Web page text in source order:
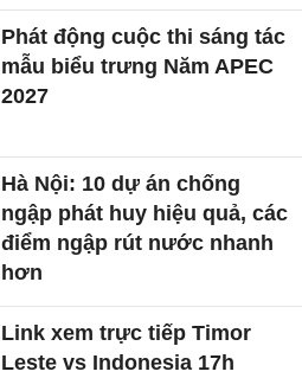
Phát động cuộc thi sáng tác
mẫu biểu trưng Năm APEC
2027
Hà Nội: 10 dự án chống
ngập phát huy hiệu quả, các
điểm ngập rút nước nhanh
hơn
Link xem trực tiếp Timor
Leste vs Indonesia 17h